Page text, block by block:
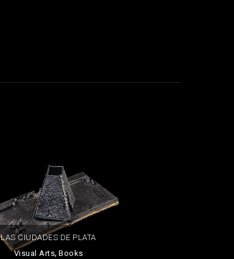
LAS CIUDADES DE PLATA
Visual Arts,Books